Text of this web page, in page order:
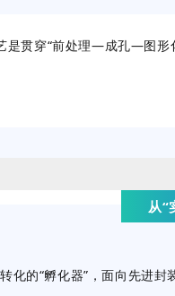
是贯穿“前处理—成孔—图
从“
化的“孵化器”，面向先进